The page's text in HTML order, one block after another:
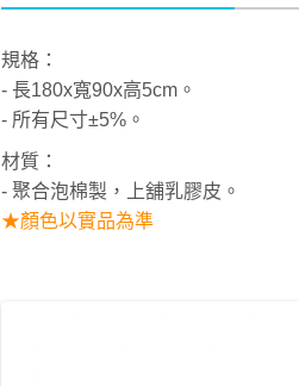
規格：
- 長180x寬90x高5cm。
- 所有尺寸±5%。
材質：
- 聚合泡棉製，上舖乳膠皮。
★顏色以實品為準